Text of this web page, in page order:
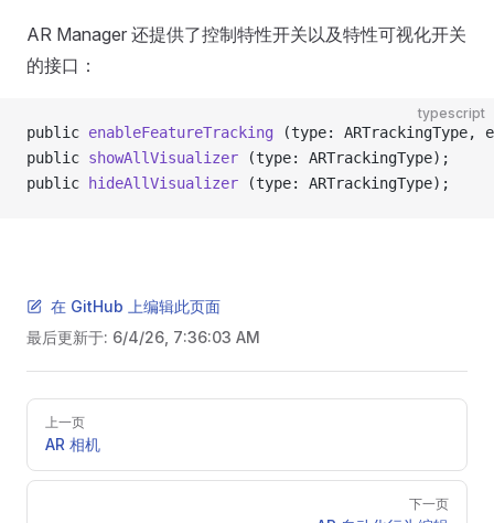
AR Manager 还提供了控制特性开关以及特性可视化开关
的接口：
typescript
public enableFeatureTracking (type: ARTrackingType,
public showAllVisualizer (type: ARTrackingType);
public
hideAllVisualizer (type: ARTrackingType);
在 GitHub 上编辑此页面
最后更新于: 6/4/26, 7:36:03 AM
Pager上一页
AR 相机
下一页